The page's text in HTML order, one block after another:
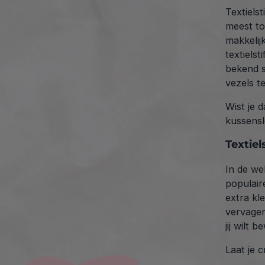
T
meest
bekend
vezels
Wist je
T
In de
extra
jij wilt
Laat je